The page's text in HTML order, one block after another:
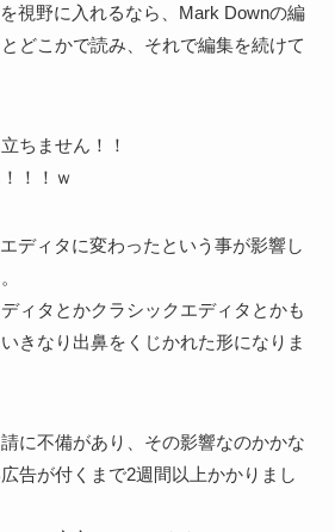
視野に入れるなら、Mark Downの編
どこかで読み、それで編集を続けて
ちません！！
！！ｗ
ディタに変わったという事が影響し
ィタとかクラシックエディタとかも
きなり出鼻をくじかれた形になりま
に不備があり、その影響なのかかな
告が付くまで2週間以上かかりまし